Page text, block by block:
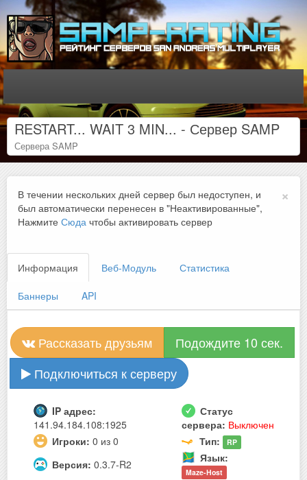
RESTART... WAIT 3 MIN... - Сервер SAMP
Сервера SAMP
×
В течении нескольких дней сервер был недоступен, и
был автоматически перенесен в "Неактивированные",
Нажмите Сюда чтобы активировать сервер
Информация Веб-Модуль Статистика
Баннеры API
Рассказать друзьям
Подождите 10 сек.
Подключиться к серверу
IP адрес:
141.94.184.108:1925
Статус
сервера: Выключен
Игроки: 0 из 0 Тип: RP
Версия: 0.3.7-R2 Язык:
Maze-Host